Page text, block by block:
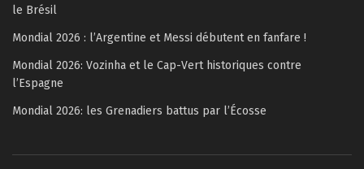
le Brésil
Mondial 2026 : l’Argentine et Messi débutent en fanfare !
Mondial 2026: Vozinha et le Cap-Vert historiques contre
l’Espagne
Mondial 2026: les Grenadiers battus par l’Écosse